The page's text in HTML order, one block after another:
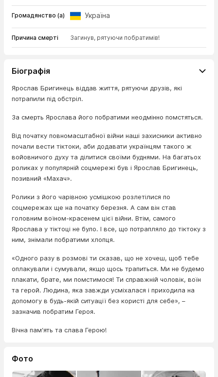
Громадянство (а) Україна
Причина смерті Загинув, рятуючи побратимів!
Біографія
Ярослав Бригинець віддав життя, рятуючи друзів, які
потрапили під обстріл.
За смерть Ярослава його побратими неодмінно помстяться.
Від початку повномасштабної війни наші захисники активно
почали вести тіктоки, аби додавати українцям такого ж
войовничого духу та ділитися своїми буднями. На багатьох
роликах у популярній соцмережі був і Ярослав Бригинець,
позивний «Махач».
Ролики з його чарівною усмішкою розлетілися по
соцмережах ще на початку березня. А сам він став
головним воїном-красенем цієї війни. Втім, самого
Ярослава у тіктоці не було. І все, що потрапляло до тіктоку з
ним, знімали побратими хлопця.
«Одного разу в розмові ти сказав, що не хочеш, щоб тебе
оплакували і сумували, якщо щось трапиться. Ми не будемо
плакати, брате, ми помстимося! Ти справжній чоловік, воїн
та герой. Людина, яка завжди усміхалася і приходила на
допомогу в будь-якій ситуації без користі для себе», –
зазначив побратим Героя.
Вічна пам‘ять та слава Герою!
Фото